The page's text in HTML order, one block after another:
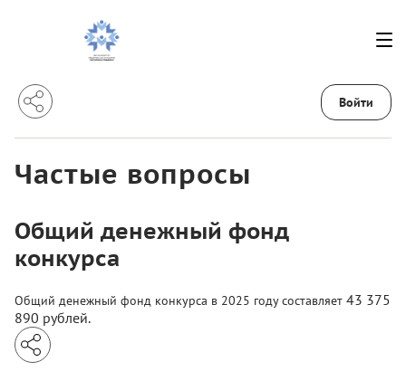
Войти
Частые вопросы
Общий денежный фонд
конкурса
Общий денежный фонд конкурса в 2025 году составляет 43 375
890 рублей.